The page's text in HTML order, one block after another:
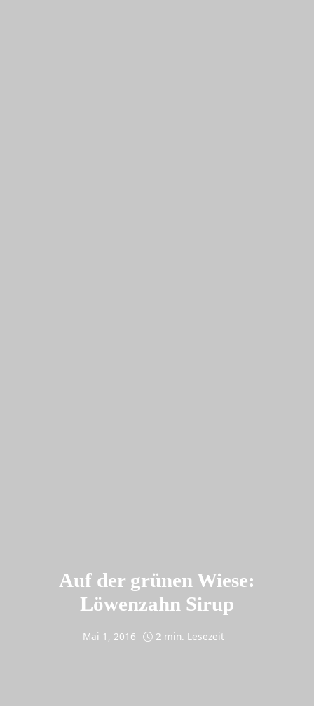
Auf der grünen Wiese:
Löwenzahn Sirup
Mai 1, 2016 2 min. Lesezeit